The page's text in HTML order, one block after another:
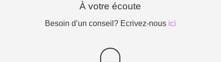
À votre écoute
Besoin d’un conseil? Ecrivez-nous ici